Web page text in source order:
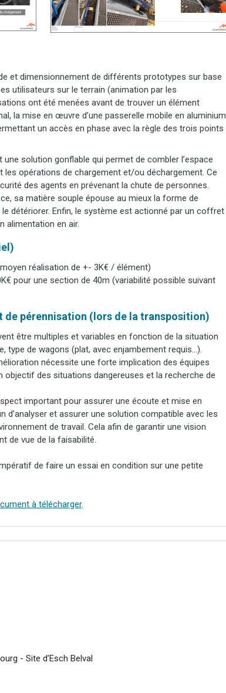
et dimensionnement de différents prototypes sur base
utilisateurs sur le terrain (animation par les
ont été menées avant de trouver un élément
la mise en œuvre d’une passerelle mobile en aluminium
un accès en phase avec la règle des trois points
solution gonflable qui permet de combler l’espace
les opérations de chargement et/ou déchargement. Ce
des agents en prévenant la chute de personnes.
sa matière souple épouse au mieux la forme de
détériorer. Enfin, le système est actionné par un coffret
alimentation en air.
réalisation de +- 3K€ / élément)
pour une section de 40m (variabilité possible suivant
de pérennisation (lors de la transposition)
être multiples et variables en fonction de la situation
type de wagons (plat, avec enjambement requis…).
nécessite une forte implication des équipes
objectif des situations dangereuses et la recherche de
important pour assurer une écoute et mise en
et assurer une solution compatible avec les
de travail. Cela afin de garantir une vision
de vue de la faisabilité.
de faire un essai en condition sur une petite
à télécharger.
- Site d’Esch Belval